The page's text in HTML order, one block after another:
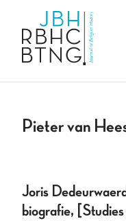
Pieter van
Joris
biografie,